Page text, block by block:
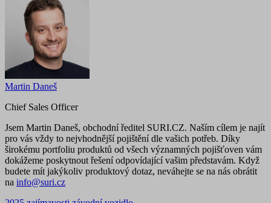
Martin Daneš
Chief Sales Officer
Jsem Martin Daneš, obchodní ředitel SURI.CZ. Naším cílem je najít
pro vás vždy to nejvhodnější pojištění dle vašich potřeb. Díky
širokému portfoliu produktů od všech významných pojišťoven vám
dokážeme poskytnout řešení odpovídající vašim představám. Když
budete mít jakýkoliv produktový dotaz, neváhejte se na nás obrátit
na info@suri.cz